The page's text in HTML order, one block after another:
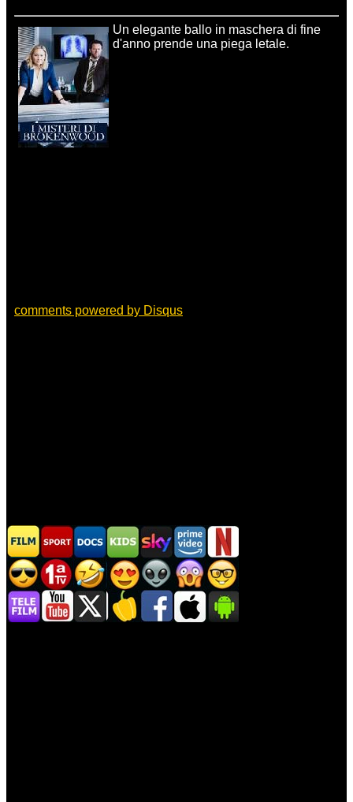
Un elegante ballo in maschera di fine
d'anno prende una piega letale.
comments powered by Disqus